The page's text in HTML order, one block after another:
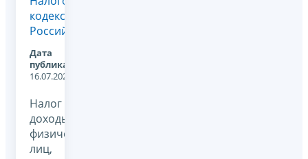
кодекса
Российской...
Дата
публикации:
16.07.2025
Налог на
доходы
физических
лиц,